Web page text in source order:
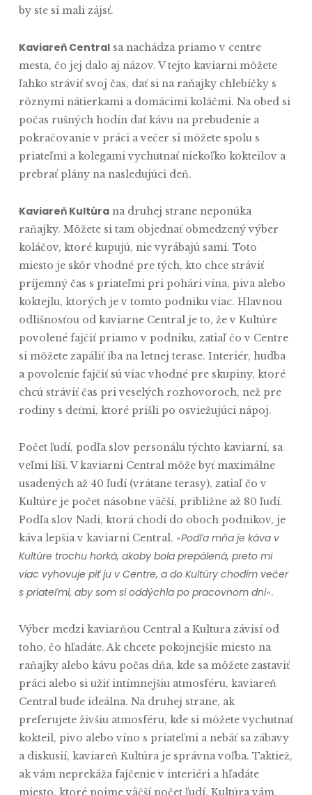
by ste si mali zájsť.
Kaviareň Centralsa nachádza priamo v centre
mesta, čo jej dalo aj názov. V tejto kaviarni môžete
ľahko stráviť svoj čas, dať si na raňajky chlebíčky s
rôznymi nátierkami a domácimi koláčmi. Na obed si
počas rušných hodín dať kávu na prebudenie a
pokračovanie v práci a večer si môžete spolu s
priateľmi a kolegami vychutnať niekoľko kokteilov a
prebrať plány na nasledujúci deň.
Kaviareň Kultúrana druhej strane neponúka
raňajky. Môžete si tam objednať obmedzený výber
koláčov, ktoré kupujú, nie vyrábajú sami. Toto
miesto je skôr vhodné pre tých, kto chce stráviť
príjemný čas s priateľmi pri pohári vína, piva alebo
koktejlu, ktorých je v tomto podniku viac. Hlavnou
odlišnosťou od kaviarne Central je to, že v Kultúre
povolené fajčiť priamo v podniku, zatiaľ čo v Centre
si môžete zapáliť iba na letnej terase. Interiér, hudba
a povolenie fajčiť sú viac vhodné pre skupiny, ktoré
chcú stráviť čas pri veselých rozhovoroch, než pre
rodiny s deťmi, ktoré prišli po osviežujúci nápoj.
Počet ľudí, podľa slov personálu týchto kaviarní, sa
veľmi líši. V kaviarni Central môže byť maximálne
usadených až 40 ľudí (vrátane terasy), zatiaľ čo v
Kultúre je počet násobne väčší, približne až 80 ľudí.
Podľa slov Nadi, ktorá chodí do oboch podnikov, je
káva lepšia v kaviarni Central. «Podľa mňa je káva v
Kultúre trochu horká, akoby bola prepálená, preto mi
viac vyhovuje piť ju v Centre, a do Kultúry chodím večer
s priateľmi, aby som si oddýchla po pracovnom dni».
Výber medzi kaviarňou Central a Kultura závisí od
toho, čo hľadáte. Ak chcete pokojnejšie miesto na
raňajky alebo kávu počas dňa, kde sa môžete zastaviť
práci alebo si užiť intímnejšiu atmosféru, kaviareň
Central bude ideálna. Na druhej strane, ak
preferujete živšiu atmosféru, kde si môžete vychutnať
kokteil, pivo alebo víno s priateľmi a nebáť sa zábavy
a diskusií, kaviareň Kultúra je správna voľba. Taktiež,
ak vám neprekáža fajčenie v interiéri a hľadáte
miesto, ktoré pojme väčší počet ľudí, Kultúra vám